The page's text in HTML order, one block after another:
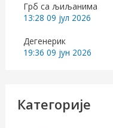
Грб са љиљанима
13:28 09 јул 2026
Дегенерик
19:36 09 јун 2026
Категорије